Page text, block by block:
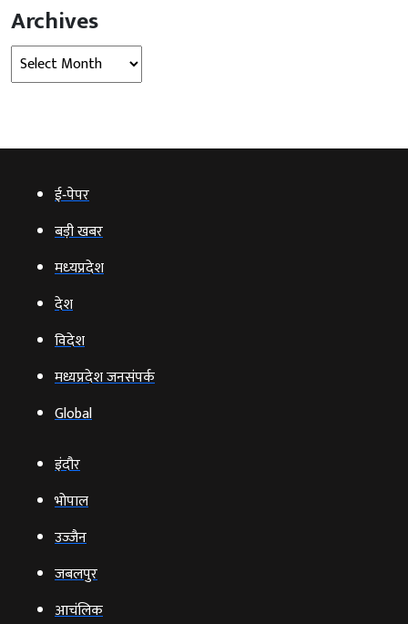
Archives
Archives
ई‑पेपर
बड़ी खबर
मध्‍यप्रदेश
देश
विदेश
मध्यप्रदेश जनसंपर्क
Global
इंदौर
भोपाल
उज्‍जैन
जबलपुर
आचंलिक